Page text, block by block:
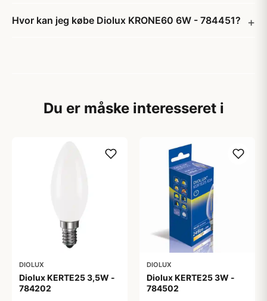
Hvor kan jeg købe Diolux KRONE60 6W - 784451?
Du er måske interesseret i
DIOLUX
Diolux KERTE25 3,5W -
784202
DIOLUX
Diolux KERTE25 3W -
784502